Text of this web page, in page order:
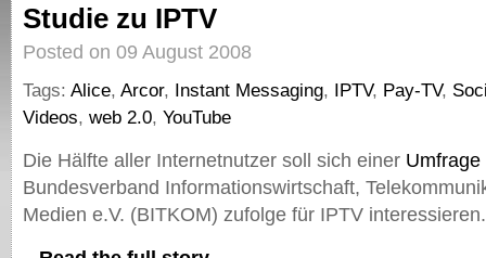
Studie zu IPTV
Posted on 09 August 2008
Tags: Alice, Arcor, Instant Messaging, IPTV, Pay-TV,
Videos, web 2.0, YouTube
Die Hälfte aller Internetnutzer soll sich einer Umfrage
Bundesverband Informationswirtschaft,
Medien e.V. (BITKOM) zufolge für IPTV interessieren.